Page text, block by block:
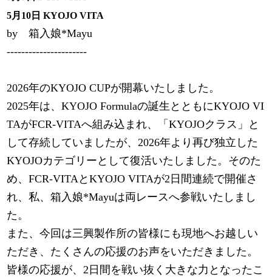
5月10日 KYOJO VITA
by 箱入娘*Mayu
----------------------
2026年のKYOJO CUPが開幕いたしました。
2025年は、KYOJO Formulaの誕生とともにKYOJO VI
TAがFCR-VITAへ組み込まれ、「KYOJOクラス」と
して存続していましたが、2026年より再び独立した
KYOJOカテゴリーとして復活いたしました。そのた
め、FCR-VITAとKYOJO VITAが2日間連続で開催さ
れ、私、箱入娘*Mayuは両レースへ参戦いたしまし
た。
また、今回は三興製作所の皆様にも現地へお越しい
ただき、たくさんの応援のお声をいただきました。
皆様の応援が、2日間を戦い抜く大きな力となったこ